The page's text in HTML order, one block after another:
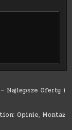
– Najlepsze Oferty i
Opinie, Montaż